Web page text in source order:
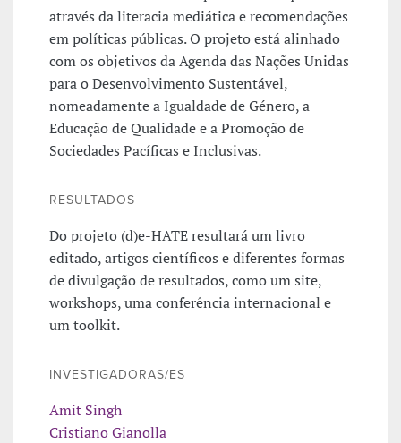
através da literacia mediática e recomendações
em políticas públicas. O projeto está alinhado
com os objetivos da Agenda das Nações Unidas
para o Desenvolvimento Sustentável,
nomeadamente a Igualdade de Género, a
Educação de Qualidade e a Promoção de
Sociedades Pacíficas e Inclusivas.
RESULTADOS
Do projeto (d)e-HATE resultará um livro
editado, artigos científicos e diferentes formas
de divulgação de resultados, como um site,
workshops, uma conferência internacional e
um toolkit.
INVESTIGADORAS/ES
Amit Singh
Cristiano Gianolla